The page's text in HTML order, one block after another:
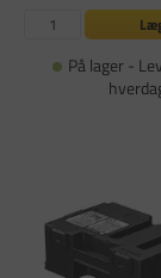
På lager -